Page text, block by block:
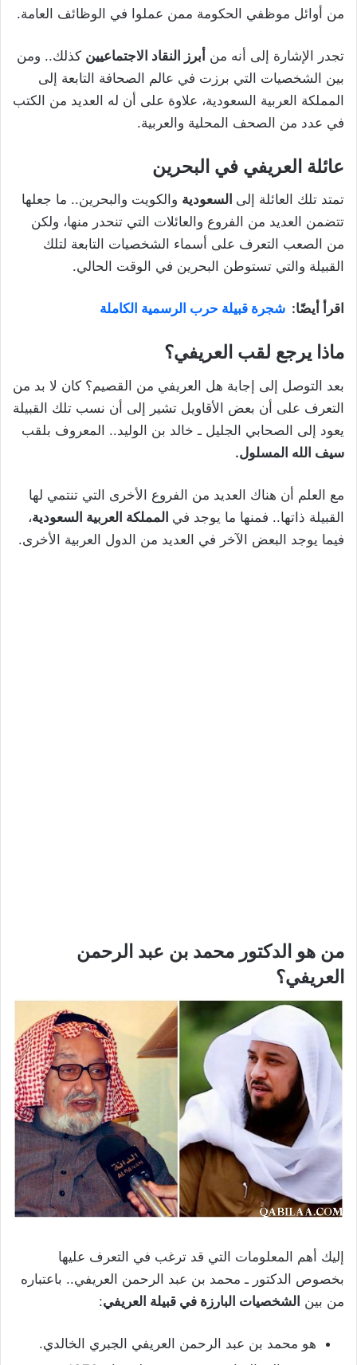
من أوائل موظفي الحكومة ممن عملوا في الوظائف العامة.
تجدر الإشارة إلى أنه من أبرز النقاد الاجتماعيين كذلك.. ومن
بين الشخصيات التي برزت في عالم الصحافة التابعة إلى
المملكة العربية السعودية، علاوة على أن له العديد من الكتب
في عدد من الصحف المحلية والعربية.
عائلة العريفي في البحرين
تمتد تلك العائلة إلى السعودية والكويت والبحرين.. ما جعلها
تتضمن العديد من الفروع والعائلات التي تنحدر منها، ولكن
من الصعب التعرف على أسماء الشخصيات التابعة لتلك
القبيلة والتي تستوطن البحرين في الوقت الحالي.
اقرأ أيضًا: شجرة قبيلة حرب الرسمية الكاملة
ماذا يرجع لقب العريفي؟
بعد التوصل إلى إجابة هل العريفي من القصيم؟ كان لا بد من
التعرف على أن بعض الأقاويل تشير إلى أن نسب تلك القبيلة
يعود إلى الصحابي الجليل ـ خالد بن الوليد.. المعروف بلقب
سيف الله المسلول.
مع العلم أن هناك العديد من الفروع الأخرى التي تنتمي لها
القبيلة ذاتها.. فمنها ما يوجد في المملكة العربية السعودية،
فيما يوجد البعض الآخر في العديد من الدول العربية الأخرى.
من هو الدكتور محمد بن عبد الرحمن
العريفي؟
إليك أهم المعلومات التي قد ترغب في التعرف عليها
بخصوص الدكتور ـ محمد بن عبد الرحمن العريفي.. باعتباره
من بين الشخصيات البارزة في قبيلة العريفي:
هو محمد بن عبد الرحمن العريفي الجبري الخالدي.